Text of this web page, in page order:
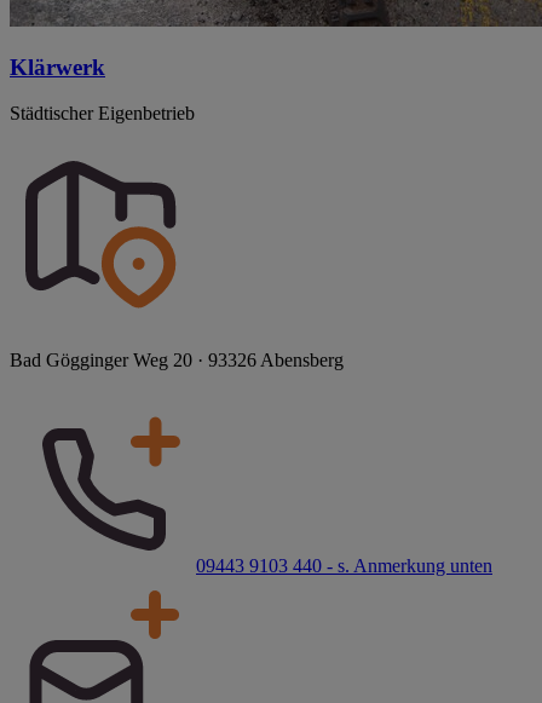
Klärwerk
Städtischer Eigenbetrieb
Bad Gögginger Weg 20 · 93326 Abensberg
09443 9103 440 - s. Anmerkung unten